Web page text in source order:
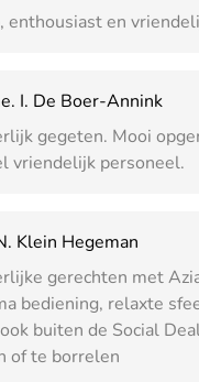
enthousiast en
I. De Boer-Annink
gegeten. Mooi
vriendelijk personeel.
Klein Hegeman
gerechten met
bediening, relaxte
buiten de Social
of te borrelen